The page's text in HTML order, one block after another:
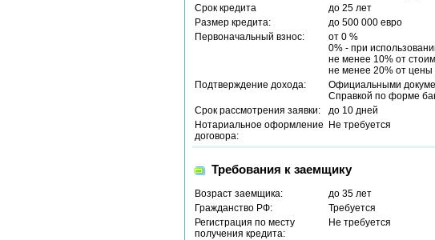
Срок кредита
до 25 лет
Размер кредита:
до 500 000 евро
Первоначальный взнос:
от 0 %
0% - при
не менее 10% от
не менее 20% от цены
Подтверждение дохода:
Официальными
Справкой по форме
Срок рассмотрения заявки:
до 10 дней
Нотариальное оформление
договора:
Не требуется
Требования к заемщику
Возраст заемщика:
до 35 лет
Гражданство РФ:
Требуется
Регистрация по месту
получения кредита:
Не требуется